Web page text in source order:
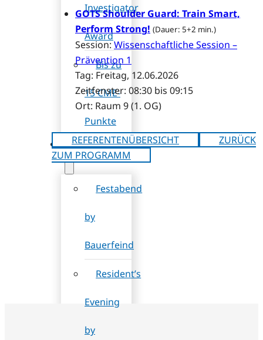
Investigator
Award
Bis zu
15 CME-
Punkte
Rahmenprogramm
Festabend
by
Bauerfeind
Resident’s
Evening
by
GOTS Shoulder Guard: Train Smart,
Perform Strong! (Dauer: 5+2 min.)
Session:Wissenschaftliche Session –
Prävention 1
Tag: Freitag, 12.06.2026
Zeitfenster: 08:30 bis 09:15
Ort: Raum 9 (1. OG)
REFERENTENÜBERSICHT
ZURÜCK
ZUM PROGRAMM